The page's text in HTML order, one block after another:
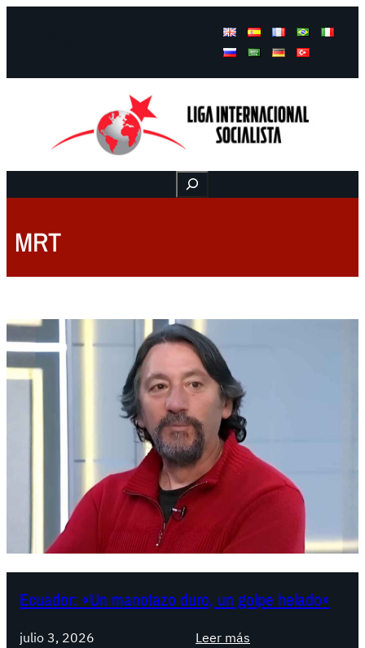
Buscar
MRT
Ecuador: «Un manotazo duro, un golpe helado»
julio 3, 2026 Leer más